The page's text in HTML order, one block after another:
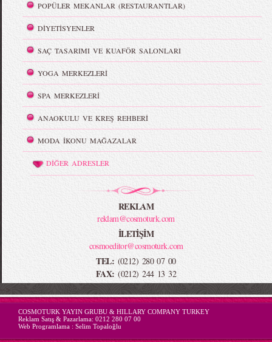
POPÜLER MEKANLAR (RESTAURANTLAR)
DİYETİSYENLER
SAÇ TASARIMI VE KUAFÖR SALONLARI
YOGA MERKEZLERİ
SPA MERKEZLERİ
ANAOKULU VE KREŞ REHBERİ
MODA İKONU MAĞAZALAR
DİĞER ADRESLER
REKLAM
reklam@cosmoturk.com
İLETİŞİM
cosmoeditor@cosmoturk.com
TEL: (0212) 280 07 00
FAX: (0212) 244 13 32
-->
COSMOTURK YAYIN GRUBU & HILLARY COMPANY TURKEY
Reklam Satış & Pazarlama: 0212 280 07 00
Web Programlama : Selim Topaloğlu